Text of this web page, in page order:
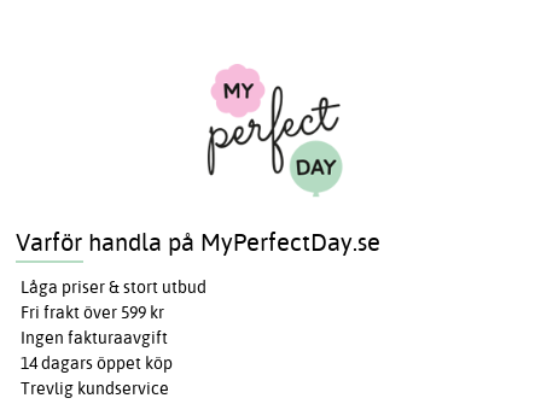
Varför handla på MyPerfectDay.se
Låga priser & stort utbud
Fri frakt över 599 kr
Ingen fakturaavgift
14 dagars öppet köp
Trevlig kundservice